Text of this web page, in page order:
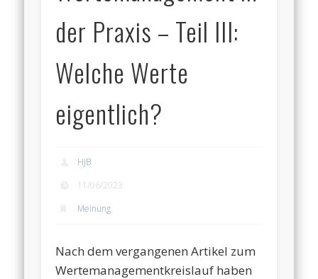
der Praxis – Teil III:
Welche Werte
eigentlich?
HJB
11/06/2023
Meinung
Nach dem vergangenen Artikel zum
Wertemanagementkreislauf haben